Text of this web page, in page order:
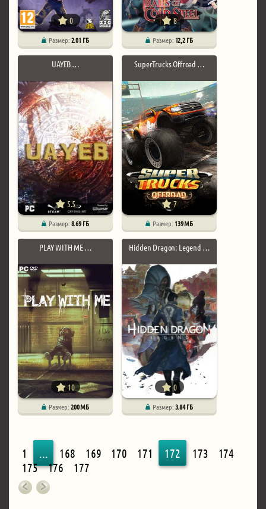
0
Размер:2.01 ГБ
8
Размер: 12,2 ГБ
UAYEB …
5.5
Размер:8.69 ГБ
SuperTrucks Offroad …
7
Размер: 139 МБ
PLAY WITH ME …
10
Размер:200 МБ
Hidden Dragon: Legend …
0
Размер:3.84 ГБ
1 ... 168 169 170 171 172 173
174
175
176 177